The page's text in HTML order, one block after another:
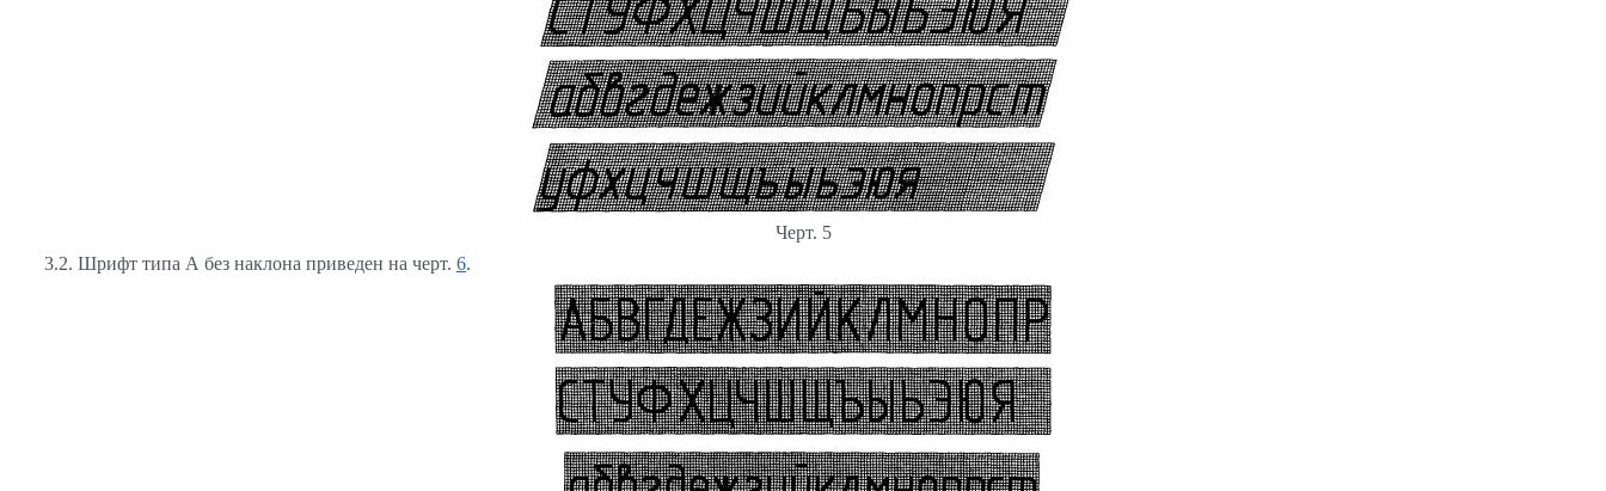
Черт. 5
3.2. Шрифт типа А без наклона приведен на черт. 6.